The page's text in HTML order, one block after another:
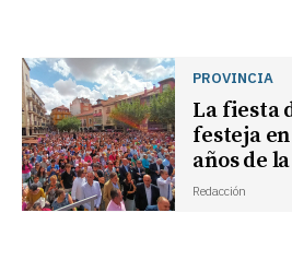
PROVINCIA
La fiesta
festeja
años de
Redacción